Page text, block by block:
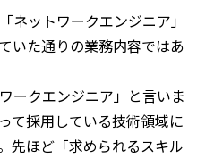
ネットワークエンジニア」
いた通りの業務内容ではあ
ークエンジニア」と言いま
て採用している技術領域に
先ほど「求められるスキル